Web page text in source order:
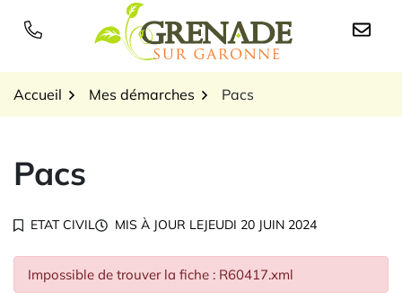
Logo Grenade sur
Accueil Mes démarches Pacs
Pacs
ETAT CIVIL MIS À JOUR LEJEUDI 20 JUIN 2024
Impossible de trouver la fiche : R60417.xml